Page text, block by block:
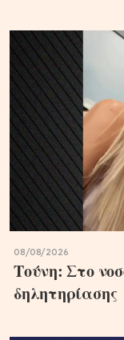
08/08/2026
Τούνη: Στο
δηλητηρίασης